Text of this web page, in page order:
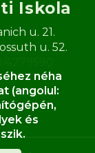
Iskola​
u. 21.
u. 52.
néha
(angolul:
és